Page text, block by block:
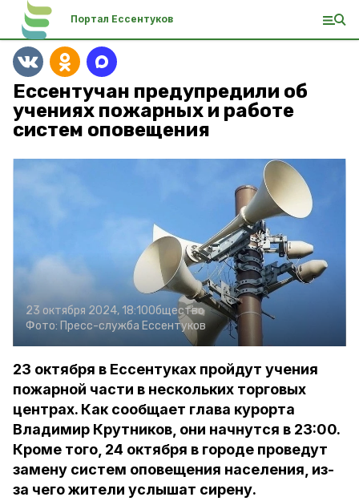
Портал Ессентуков
Ессентучан предупредили об
учениях пожарных и работе
систем оповещения
23 октября 2024, 18:10Общество
Фото: Пресс-служба Ессентуков
23 октября в Ессентуках пройдут учения
пожарной части в нескольких торговых
центрах. Как сообщает глава курорта
Владимир Крутников, они начнутся в 23:00.
Кроме того, 24 октября в городе проведут
замену систем оповещения населения, из-
за чего жители услышат сирену.